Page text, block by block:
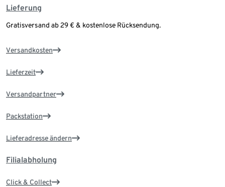
Lieferung
Gratisversand ab 29 € & kostenlose Rücksendung.
Versandkosten
Lieferzeit
Versandpartner
Packstation
Lieferadresse ändern
Filialabholung
Click & Collect